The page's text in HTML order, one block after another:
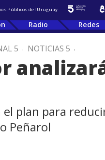
Públicos del Uruguay
Radio Redes
5 . NOTICIAS 5 .
plan para
Peñarol